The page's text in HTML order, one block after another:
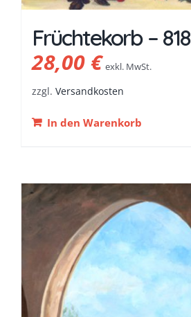
Früchtekorb – 818
28,00€ exkl. MwSt.
zzgl. Versandkosten
In den Warenkorb